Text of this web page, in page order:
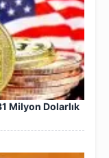
Milyon Dolarlık